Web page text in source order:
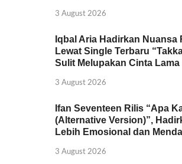
3 August 2026
Iqbal Aria Hadirkan Nuansa
Lewat Single Terbaru
Sulit Melupakan Cinta Lama
3 August 2026
Ifan Seventeen Rilis “Apa
(Alternative Version)”,
Lebih Emosional dan
3 August 2026